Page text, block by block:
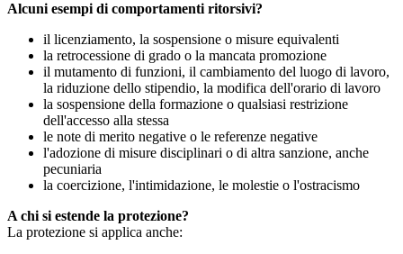
Alcuni esempi di comportamenti ritorsivi?
il licenziamento, la sospensione o misure equivalenti
la retrocessione di grado o la mancata promozione
il mutamento di funzioni, il cambiamento del luogo di lavoro,
la riduzione dello stipendio, la modifica dell'orario di lavoro
la sospensione della formazione o qualsiasi restrizione
dell'accesso alla stessa
le note di merito negative o le referenze negative
l'adozione di misure disciplinari o di altra sanzione, anche
pecuniaria
la coercizione, l'intimidazione, le molestie o l'ostracismo
A chi si estende la protezione?
La protezione si applica anche: